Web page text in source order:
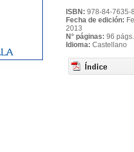
ISBN: 978-84-7635-
Fecha de edición:
2013
N° páginas: 96 págs.
Idioma: Castellano